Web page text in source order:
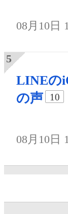
08月10日
LINEの
の声
10
08月10日